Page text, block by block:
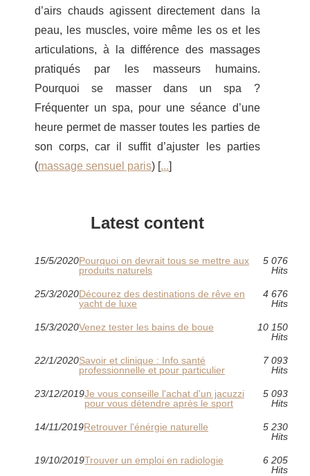
d’airs chauds agissent directement dans la
peau, les muscles, voire même les os et les
articulations, à la différence des massages
pratiqués par les masseurs humains.
Pourquoi se masser dans un spa ?
Fréquenter un spa, pour une séance d’une
heure permet de masser toutes les parties de
son corps, car il suffit d’ajuster les parties
(massage sensuel paris) [...]
Latest content
15/5/2020Pourquoi on devrait tous se mettre aux
produits naturels
5 076
Hits
25/3/2020Décourez des destinations de rêve en
yacht de luxe
4 676
Hits
15/3/2020Venez tester les bains de boue
10 150
Hits
22/1/2020Savoir et clinique : Info santé
professionnelle et pour particulier
7 093
Hits
23/12/2019Je vous conseille l'achat d'un jacuzzi
pour vous détendre après le sport
5 093
Hits
14/11/2019Retrouver l'énérgie naturelle
5 230
Hits
19/10/2019Trouver un emploi en radiologie
6 205
Hits